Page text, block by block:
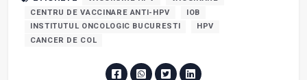
CENTRU DE VACCINARE ANTI-HPV
IOB
INSTITUTUL ONCOLOGIC BUCURESTI
HPV
CANCER DE COL